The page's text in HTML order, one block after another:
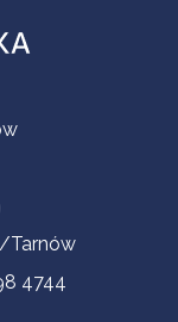
Tarnów
4744